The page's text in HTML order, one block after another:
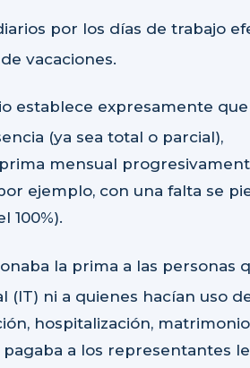
por los días de trabajo
vacaciones.
establece expresamente que
(ya sea total o parcial),
mensual
ejemplo, con una falta se
100%).
la prima a las personas
ni a quienes hacían uso
hospitalización,
a los representantes